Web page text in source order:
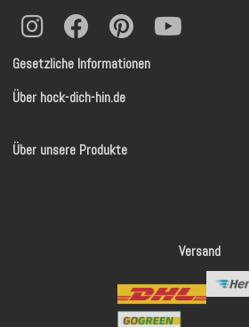
Gesetzliche Informationen
Über hock-dich-hin.de
Über unsere Produkte
Versand